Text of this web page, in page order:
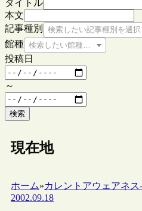
タイトル
本文
記事種別
検索したい記事種別を選
館種 検索したい館種を選択してくだ
投稿日
～
検索
現在地
ホーム»カレントアウェアネス
2002.09.18